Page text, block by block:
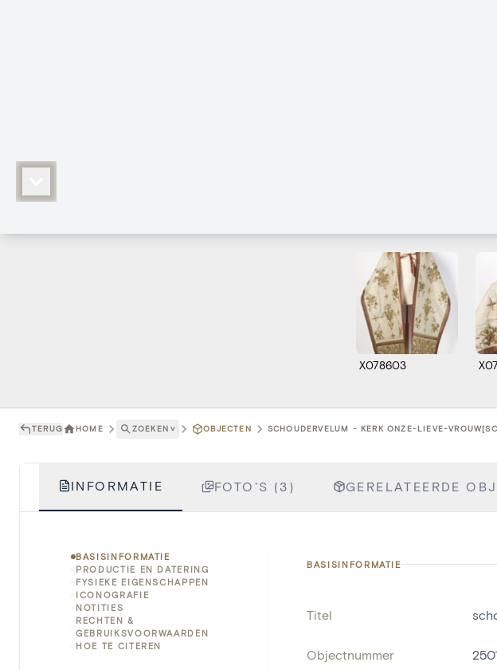
X078603
TERUG HOME ZOEKEN ˅ OBJECTEN SCHOUDERVELUM - KERK ONZE-LIEVE-
INFORMATIE FOTO'S (3) GERELATEERDE
BASISINFORMATIE
PRODUCTIE EN DATERING
FYSIEKE EIGENSCHAPPEN
ICONOGRAFIE
NOTITIES
RECHTEN &
GEBRUIKSVOORWAARDEN
HOE TE CITEREN
BASISINFORMATIE
Titel
Objectnummer